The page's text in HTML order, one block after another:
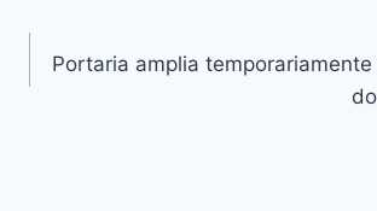
n
Portaria amplia